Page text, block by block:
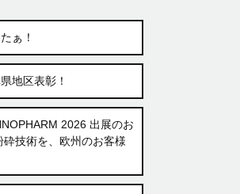
ぁ！
地区表彰！
2026 出展のお
技術を、欧州のお客様